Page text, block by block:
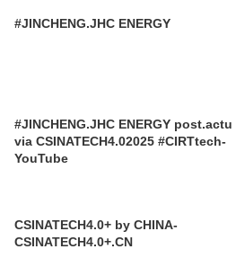
#JINCHENG.JHC ENERGY
#JINCHENG.JHC ENERGY post.actu
via CSINATECH4.02025 #CIRTtech-
YouTube
CSINATECH4.0+ by CHINA-
CSINATECH4.0+.CN